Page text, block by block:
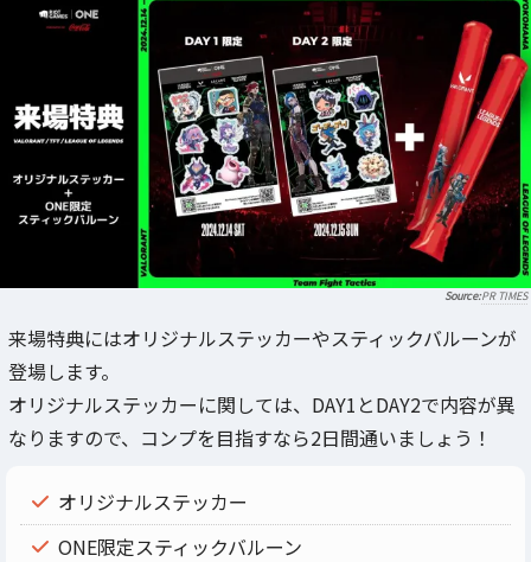
PR TIMES
来場特典にはオリジナルステッカーやスティックバルーンが
登場します。
オリジナルステッカーに関しては、DAY1とDAY2で内容が異
なりますので、コンプを目指すなら2日間通いましょう！
オリジナルステッカー
ONE限定スティックバルーン